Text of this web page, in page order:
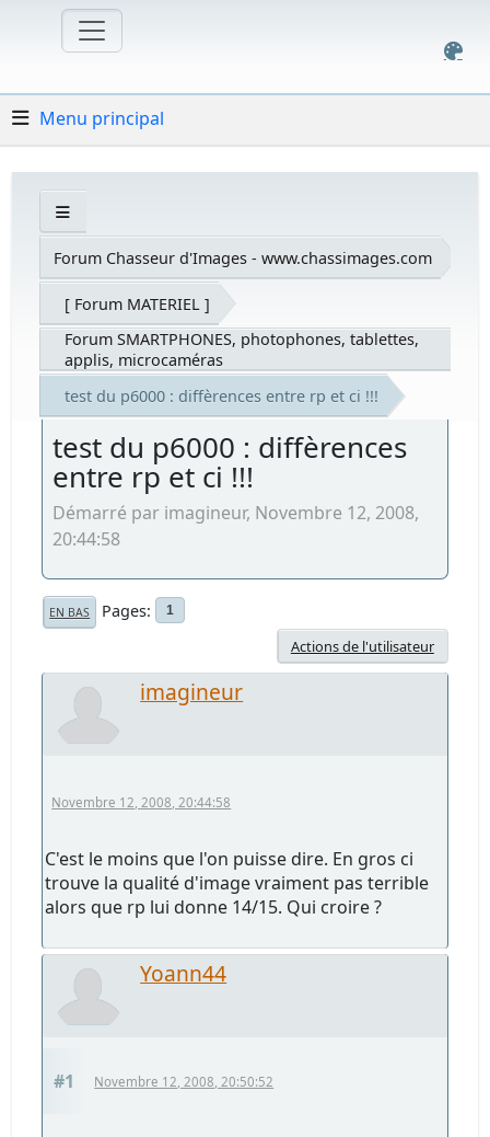
Menu principal
Forum Chasseur d'Images - www.chassimages.com
[ Forum MATERIEL ]
Forum SMARTPHONES, photophones, tablettes,
applis, microcaméras
test du p6000 : diffèrences entre rp et ci !!!
test du p6000 : diffèrences
entre rp et ci !!!
Démarré par imagineur, Novembre 12, 2008,
20:44:58
EN BAS Pages 1
Actions de l'utilisateur
imagineur
Novembre 12, 2008, 20:44:58
C'est le moins que l'on puisse dire. En gros ci
trouve la qualité d'image vraiment pas terrible
alors que rp lui donne 14/15. Qui croire ?
Yoann44
#1 Novembre 12, 2008, 20:50:52